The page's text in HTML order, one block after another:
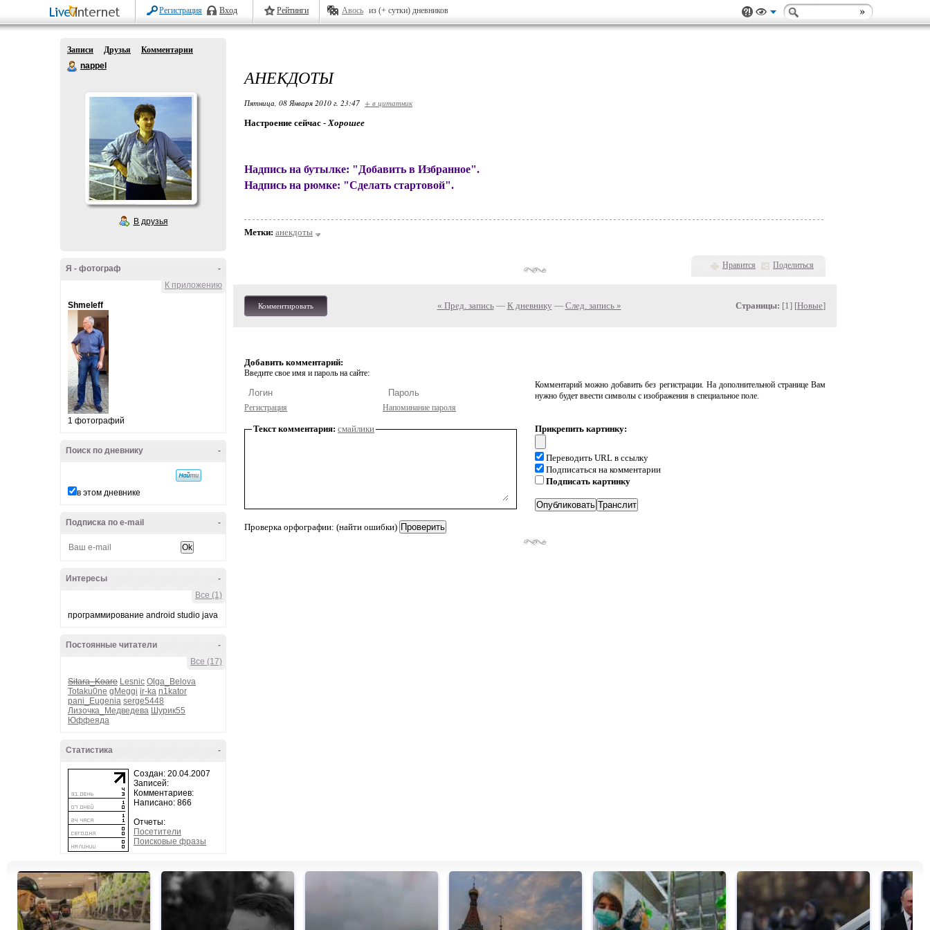
Регистрация Вход Рейтинги Авось из (+ сутки) дневников
Записи Друзья
Комментарии
nappel
В друзья
-
Я - фотограф
К приложению
Shmeleff
1 фотографий
-
Поиск по дневнику
в этом дневнике
-
Подписка по e-mail
-
Интересы
Все (1)
программирование android studio java
-
Постоянные читатели
Все (17)
Sitara_Koare Lesnic Olga_Belova
Totaku0ne gMeggi ir-ka n1kator
pani_Eugenia serge5448
Лизочка_Медведева Шурик55
Юффеяда
-
Статистика
Создан: 20.04.2007
Записей:
Комментариев:
Написано: 866
Отчеты:
Посетители
Поисковые фразы
АНЕКДОТЫ
Пятница, 08 Января 2010 г. 23:47 + в цитатник
Настроение сейчас -Хорошее
Надпись на бутылке: "Добавить в Избранное".
Надпись на рюмке: "Сделать стартовой".
Метки: анекдоты
Нравится Поделиться
Комментировать « Пред. запись— К дневнику — След. запись » Страницы: [1] [Новые]
Добавить комментарий:
Введите свое имя и пароль на сайте:
Регистрация Напоминание пароля
Комментарий можно добавить без регистрации. На дополнительной странице Вам
нужно будет ввести символы с изображения в специальное поле.
Текст комментария: смайлики
Проверка орфографии: (найти ошибки)
Прикрепить картинку:
Переводить URL в ссылку
Подписаться на комментарии
Подписать картинку